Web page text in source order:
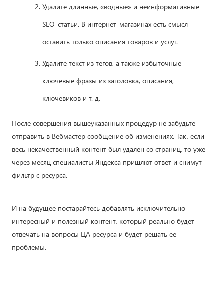
Удалите длинные, «водные» и неинформативные
SEO-статьи. В интернет-магазинах есть смысл
оставить только описания товаров и услуг.
Удалите текст из тегов, а также избыточные
ключевые фразы из заголовка, описания,
ключевиков и т. д.
После совершения вышеуказанных процедур не забудьте
отправить в Вебмастер сообщение об изменениях. Так, если
весь некачественный контент был удален со страниц, то уже
через месяц специалисты Яндекса пришлют ответ и снимут
фильтр с ресурса.
И на будущее постарайтесь добавлять исключительно
интересный и полезный контент, который реально будет
отвечать на вопросы ЦА ресурса и будет решать ее
проблемы.